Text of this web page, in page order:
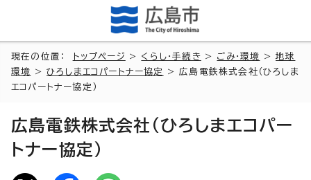
現在の位置： トップページ > くらし・手続き > ごみ・環境 >地球
環境
>ひろしまエコパートナー協定
> 広島電鉄株式会社（ひろしま
エコパートナー協定）
広島電鉄株式会社（ひろしまエコパー
トナー協定）